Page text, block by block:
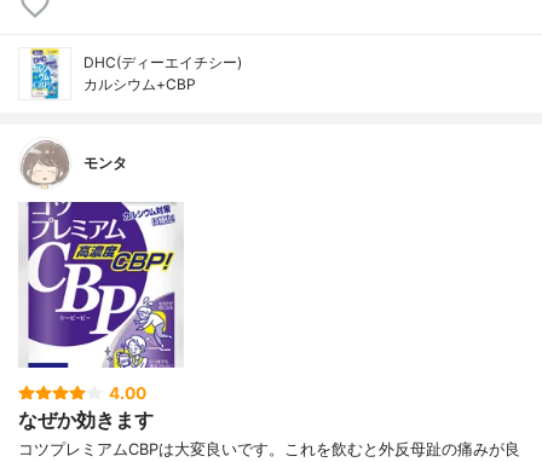
DHC(ディーエイチシー)
カルシウム+CBP
モンタ
4.00
なぜか効きます
コツプレミアムCBPは大変良いです。これを飲むと外反母趾の痛みが良